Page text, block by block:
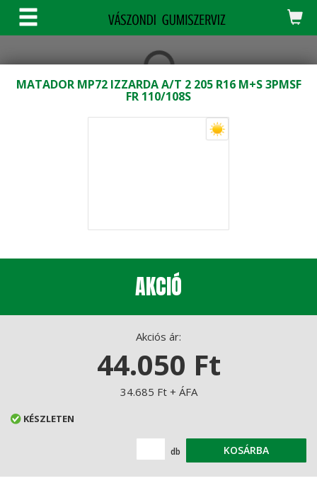
KERESÉS
MATADOR MP72 IZZARDA A/T 2 205 R16 M+S 3PMSF
FR 110/108S
AKCIÓ
Akciós ár:
44.050 Ft
34.685 Ft + ÁFA
KÉSZLETEN
db KOSÁRBA